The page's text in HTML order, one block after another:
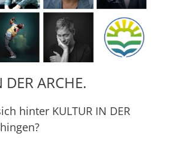
ARCHE.
hinter KULTUR IN DER